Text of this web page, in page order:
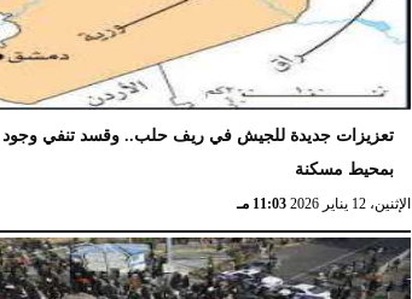
تعزيزات جديدة للجيش في ريف حلب.. وقسد تنفي وجود
بمحيط مسكنة
الإثنين، 12 يناير 2026 11:03 مـ